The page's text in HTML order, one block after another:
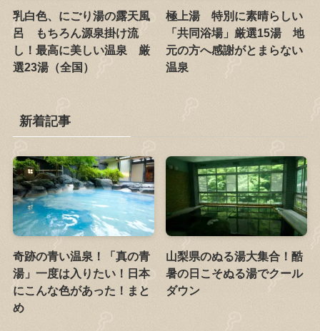
乳白色、にごり湯の露天風
呂 もちろん源泉掛け流
し！最高に美しい温泉 厳
選23湯（全国）
極上湯 特別に素晴らしい
「共同浴場」厳選15湯 地
元の方へ感謝がとまらない
温泉
新着記事
奇跡の青い温泉！「真の青
湯」一度は入りたい！日本
にこんな色があった！まと
め
山梨県のぬる湯大集合！酷
暑の日こそぬる湯でクール
ダウン